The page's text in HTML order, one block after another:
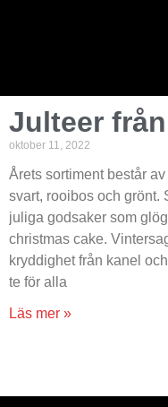
Julteer
oktober 11, 2022
Årets sortiment består
svart, rooibos och grönt.
juliga godsaker som
christmas cake.
kryddighet från kanel
te för alla
Läs mer »